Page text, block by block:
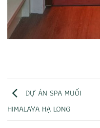
DỰ ÁN SPA MUỐI
HIMALAYA HẠ LONG